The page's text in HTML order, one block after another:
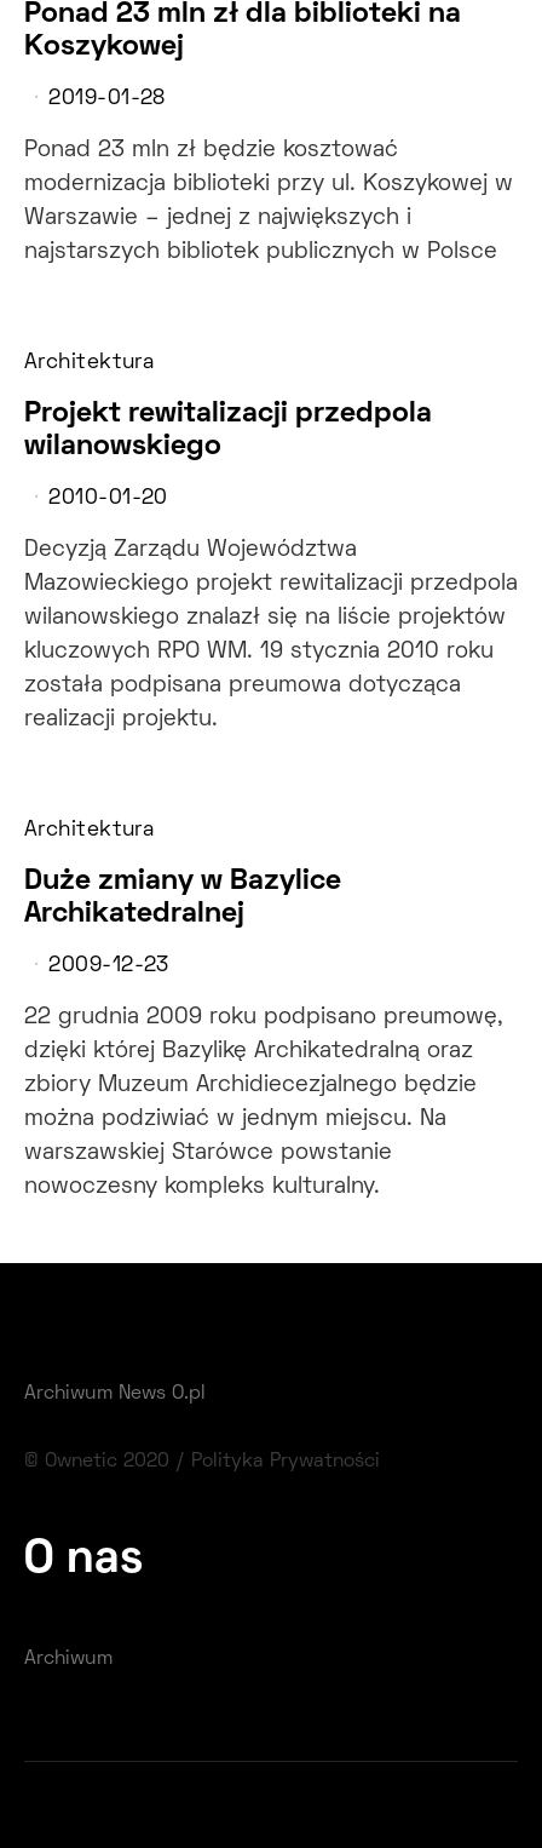
Ponad 23 mln zł dla biblioteki na
Koszykowej
2019-01-28
Ponad 23 mln zł będzie kosztować
modernizacja biblioteki przy ul. Koszykowej w
Warszawie – jednej z największych i
najstarszych bibliotek publicznych w Polsce
Architektura
Projekt rewitalizacji przedpola
wilanowskiego
2010-01-20
Decyzją Zarządu Województwa
Mazowieckiego projekt rewitalizacji przedpola
wilanowskiego znalazł się na liście projektów
kluczowych RPO WM. 19 stycznia 2010 roku
została podpisana preumowa dotycząca
realizacji projektu.
Architektura
Duże zmiany w Bazylice
Archikatedralnej
2009-12-23
22 grudnia 2009 roku podpisano preumowę,
dzięki której Bazylikę Archikatedralną oraz
zbiory Muzeum Archidiecezjalnego będzie
można podziwiać w jednym miejscu. Na
warszawskiej Starówce powstanie
nowoczesny kompleks kulturalny.
Archiwum News O.pl
© Ownetic 2020 / Polityka Prywatności
O nas
Archiwum